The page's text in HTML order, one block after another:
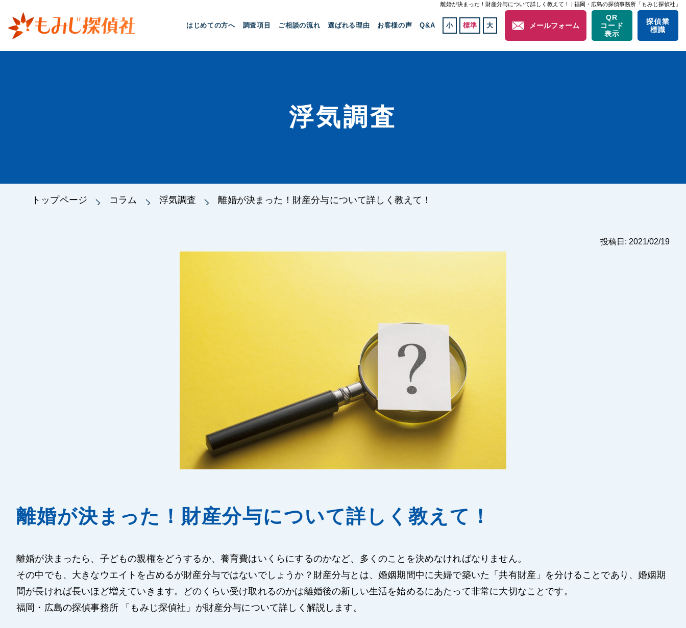
離婚が決まった！財産分与について詳しく教えて！ | 福岡・広島の探偵事務所「もみじ探偵社」
はじめての方へ 調査項目 ご相談の流れ 選ばれる理由 お客様の声 Q&A 小 標準 大 メールフォーム
QR
コード
表示
探偵業
標識
浮気調査
トップページ コラム 浮気調査 離婚が決まった！財産分与について詳しく教えて！
投稿日: 2021/02/19
離婚が決まった！財産分与について詳しく教えて！
離婚が決まったら、子どもの親権をどうするか、養育費はいくらにするのかなど、多くのことを決めなければなりません。
その中でも、大きなウエイトを占めるが財産分与ではないでしょうか？財産分与とは、婚姻期間中に夫婦で築いた「共有財産」を分けることであり、婚姻期
間が長ければ長いほど増えていきます。どのくらい受け取れるのかは離婚後の新しい生活を始めるにあたって非常に大切なことです。
福岡・広島の探偵事務所 「もみじ探偵社」が財産分与について詳しく解説します。